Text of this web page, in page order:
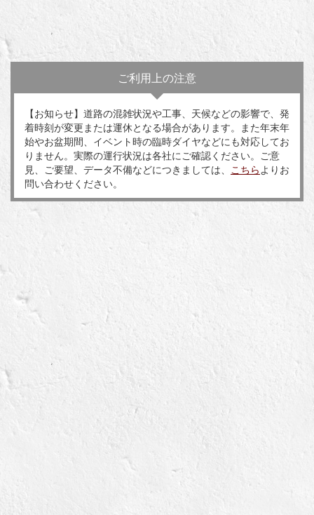
ご利用上の注意
【お知らせ】道路の混雑状況や工事、天候などの影響で、発
着時刻が変更または運休となる場合があります。また年末年
始やお盆期間、イベント時の臨時ダイヤなどにも対応してお
りません。実際の運行状況は各社にご確認ください。ご意
見、ご要望、データ不備などにつきましては、
こちら よりお
問い合わせください。